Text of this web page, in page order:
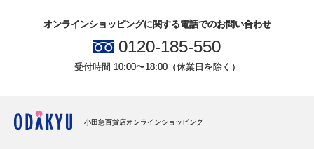
オンラインショッピングに関する電話でのお問い合わせ
0120-185-550
受付時間 10:00〜18:00（休業日を除く）
小田急百貨店オンラインショッピング